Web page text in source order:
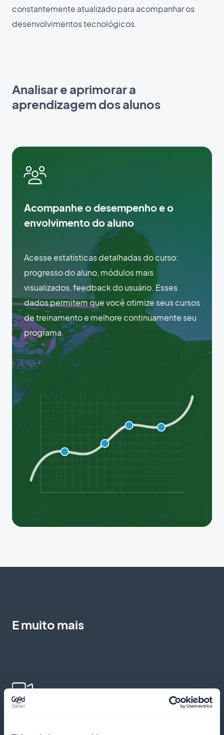
constantemente atualizado para acompanhar os
desenvolvimentos tecnológicos.
Analisar e aprimorar a
aprendizagem dos alunos
Acompanhe o desempenho e o
envolvimento do aluno
Acesse estatísticas detalhadas do curso:
progresso do aluno, módulos mais
visualizados, feedback do usuário. Esses
dados permitem que você otimize seus cursos
de treinamento e melhore continuamente seu
programa.
E muito mais
aprendizado